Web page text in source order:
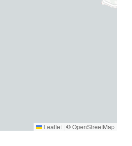
Leaflet | ©OpenStreetMap